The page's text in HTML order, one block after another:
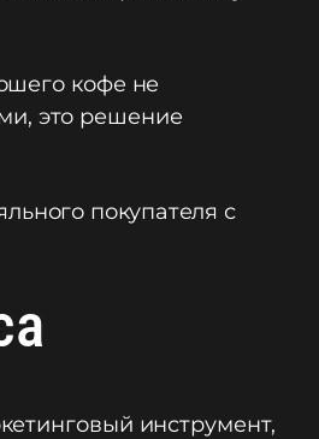
кофе не
это решение
покупателя с
инструмент,